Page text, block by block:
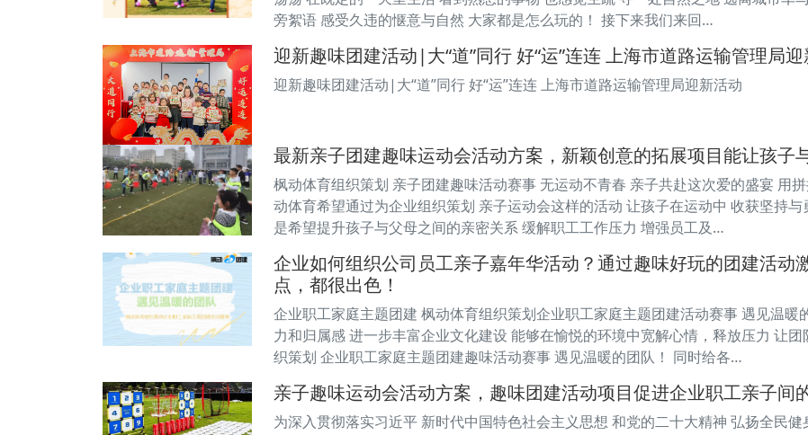
旁絮语 感受久违的惬意与自然 大家都是怎么玩的！ 接下来我们来回…
迎新趣味团建活动|大“道”同行 好“运”连连 上海市道路运输管理局
迎新趣味团建活动|大“道”同行 好“运”连连 上海市道路运输管理局迎新活动
最新亲子团建趣味运动会活动方案，新颖创意的拓展项目能让孩子
枫动体育组织策划 亲子团建趣味活动赛事 无运动不青春 亲子共赴这次爱的盛宴 用
动体育希望通过为企业组织策划 亲子运动会这样的活动 让孩子在运动中 收获坚持
是希望提升孩子与父母之间的亲密关系 缓解职工工作压力 增强员工及…
企业如何组织公司员工亲子嘉年华活动？通过趣味好玩的团建活动
点，都很出色！
企业职工家庭主题团建 枫动体育组织策划企业职工家庭主题团建活动赛事 遇见温
力和归属感 进一步丰富企业文化建设 能够在愉悦的环境中宽解心情，释放压力 让
织策划 企业职工家庭主题团建趣味活动赛事 遇见温暖的团队！ 同时给各…
亲子趣味运动会活动方案，趣味团建活动项目促进企业职工亲子间
为深入贯彻落实习近平 新时代中国特色社会主义思想 和党的二十大精神 弘扬全民